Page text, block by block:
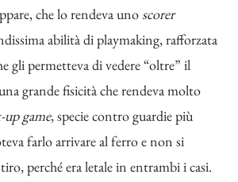
che lo rendeva unoscorer
abilità di playmaking, rafforzata
gli permetteva di vedere “oltre” il
grande fisicità che rendeva molto
up game, specie contro guardie più
farlo arrivare al ferro e non si
perché era letale in entrambi i casi.